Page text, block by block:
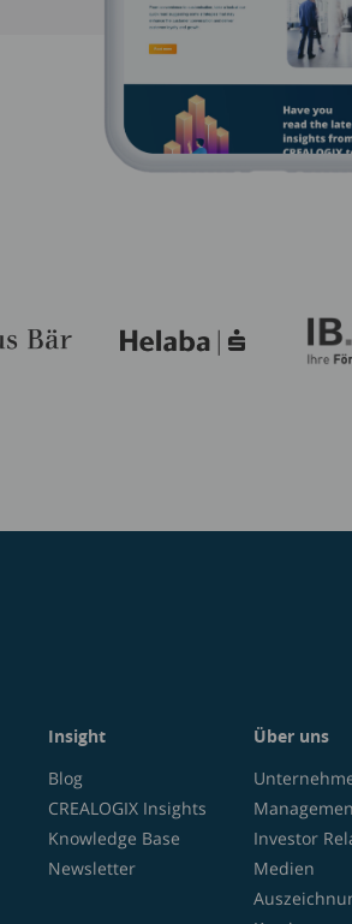
Insight
Blog
CREALOGIX Insights
Knowledge Base
Newsletter
Über uns
Investor
Medien